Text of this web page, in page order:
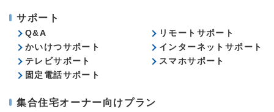
サポート
Q&A
リモートサポート
かいけつサポート
インターネットサポート
テレビサポート
スマホサポート
固定電話サポート
集合住宅オーナー向けプラン